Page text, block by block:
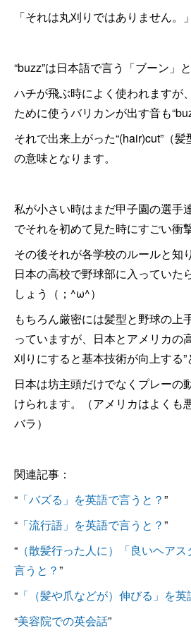
「それは丸刈りではありません。」
“buzz”は日本語で言う「ブーン」
ハチが飛ぶ時によく使われますが
ために使うバリカンが出す音も
それで出来上がった“(hair)cut”（髪
の意味となります。
私が小さい時はまだ甲子園の選手
でそれを初めて見た時にすごい衝
その後それが各学校のルールと知
日本の高校で野球部に入っていた
しょう（；^ω^）
もちろん厳密には髪型と野球の上
っていますが、日本とアメリカの
刈りにすると基本技術が向上する”
日本は坊主頭だけでなくプレーの
けられます。（アメリカはよくも
バラ）
関連記事：
“ 「バズる」を英語で言うと？”
“ 「流行語」を英語で言うと？”
“ （散髪行った人に）「良いヘア
言うと？”
“ 「（髪や爪などが）伸びる」を英
“美容院での英会話”